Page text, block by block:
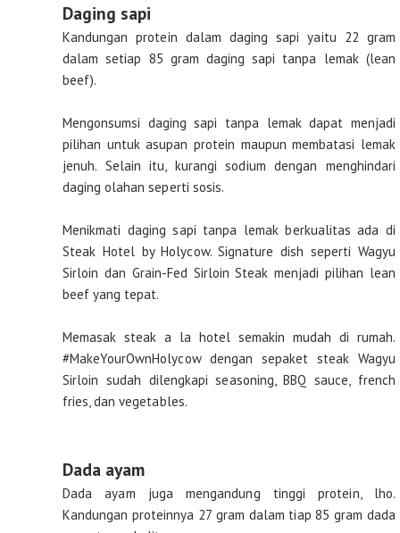
Daging sapi
Kandungan protein dalam daging sapi yaitu 22 gram
dalam setiap 85 gram daging sapi tanpa lemak (lean
beef).
Mengonsumsi daging sapi tanpa lemak dapat menjadi
pilihan untuk asupan protein maupun membatasi lemak
jenuh. Selain itu, kurangi sodium dengan menghindari
daging olahan seperti sosis.
Menikmati daging sapi tanpa lemak berkualitas ada di
Steak Hotel by Holycow. Signature dish seperti Wagyu
Sirloin dan Grain-Fed Sirloin Steak menjadi pilihan lean
beef yang tepat.
Memasak steak a la hotel semakin mudah di rumah.
#MakeYourOwnHolycow dengan sepaket steak Wagyu
Sirloin sudah dilengkapi seasoning, BBQ sauce, french
fries, dan vegetables.
Dada ayam
Dada ayam juga mengandung tinggi protein, lho.
Kandungan proteinnya 27 gram dalam tiap 85 gram dada